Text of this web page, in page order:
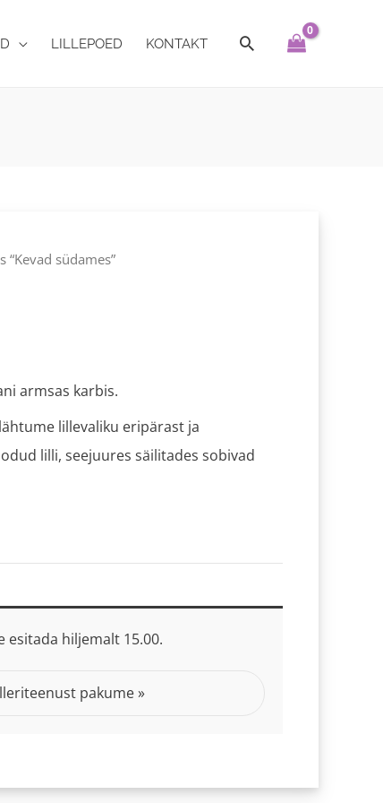
LILLEPOED KONTAKT
südames”
armsas karbis.
lillevaliku eripärast ja
lilli, seejuures säilitades sobivad
esitada hiljemalt 15.00.
pakume »